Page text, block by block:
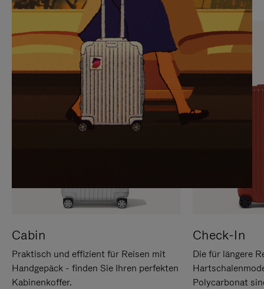
SIE,
UM
ANZUHALTEN
AUFHEBEN
DER
STUMMSCHALTUNG
Cabin
Praktisch und effizient für Reisen mit
Handgepäck - finden Sie Ihren perfekten
Kabinenkoffer.
Check-In
Die für längere
Polycarbonat